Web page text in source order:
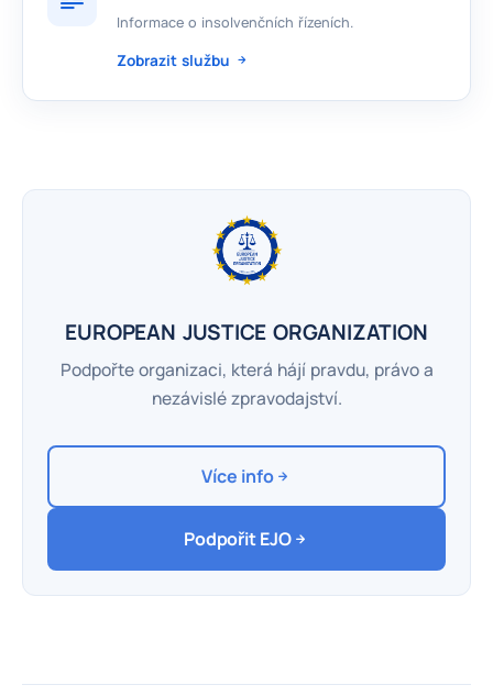
Informace o insolvenčních řízeních.
Zobrazit službu
EUROPEAN JUSTICE ORGANIZATION
Podpořte organizaci, která hájí pravdu, právo a
nezávislé zpravodajství.
Více info
Podpořit EJO